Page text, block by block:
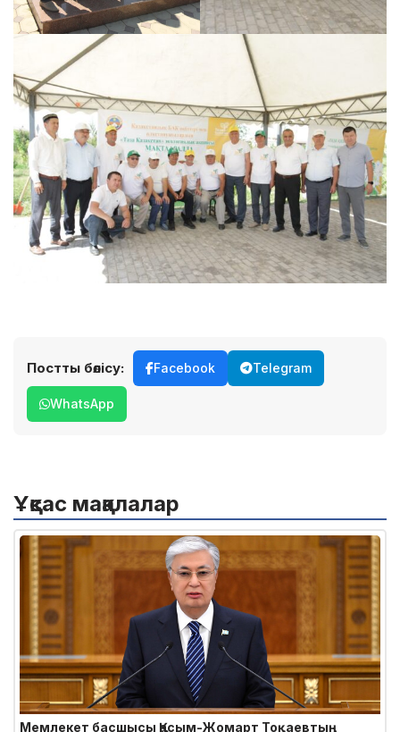
Постты бөлісу: Facebook Telegram
WhatsApp
Ұқсас мақалалар
Мемлекет басшысы Қасым-Жомарт Тоқаевтың